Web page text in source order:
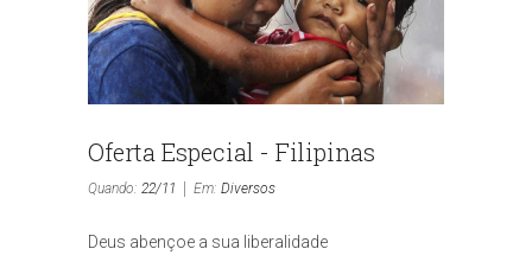
Oferta Especial - Filipinas
Quando: 22/11 Em: Diversos
Deus abençoe a sua liberalidade